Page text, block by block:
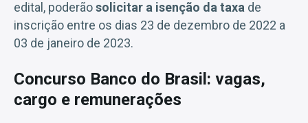
edital, poderãosolicitar a isenção da taxa de
inscrição entre os dias 23 de dezembro de 2022 a
03 de janeiro de 2023.
Concurso Banco do Brasil: vagas,
cargo e remunerações